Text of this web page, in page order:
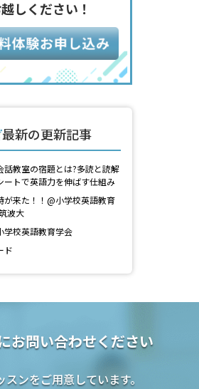
しください！
最新の更新記事
話教室の宿題とは?多読と読解
ートで英語力を伸ばす仕組み
が来た！！@小学校英語教育
波大
学校英語教育学会
ド
お問い合わせください
ンをご用意しています。